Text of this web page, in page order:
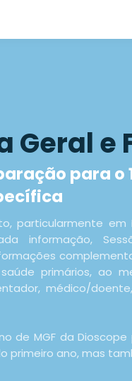
Geral e
para o
particularmente
informação,
primários, ao
médico/
de MGF da
primeiro ano, mas